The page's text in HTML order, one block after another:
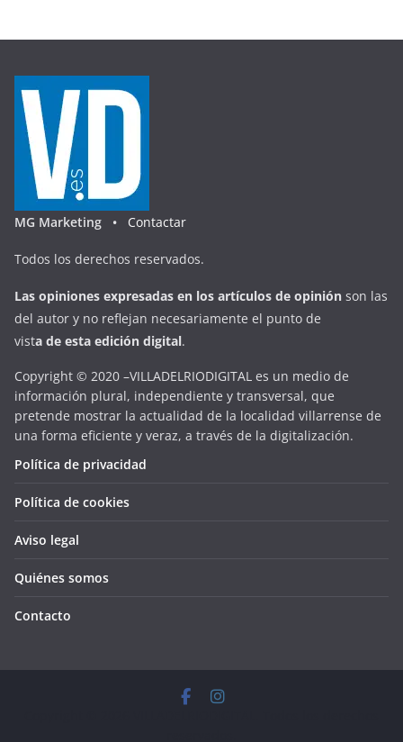
MG Marketing • Contactar
Todos los derechos reservados.
Las opiniones expresadas en los artículos de opinión son las
del autor y no reflejan necesariamente el punto de
vista de esta edición digital.
Copyright © 2020 –VILLADELRIODIGITAL es un medio de
información plural, independiente y transversal, que
pretende mostrar la actualidad de la localidad villarrense de
una forma eficiente y veraz, a través de la digitalización.
Política de privacidad
Política de cookies
Aviso legal
Quiénes somos
Contacto